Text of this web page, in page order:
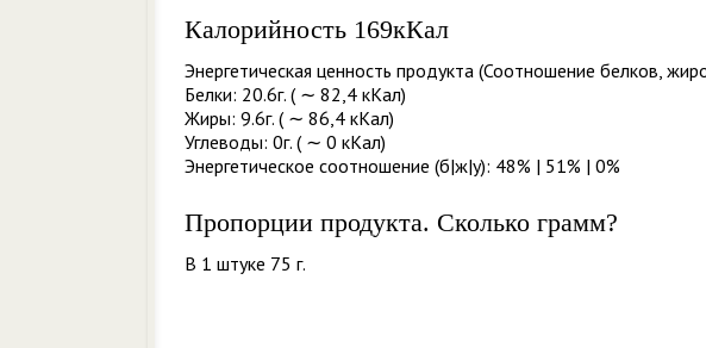
Калорийность 169кКал
Энергетическая ценность продукта (Соотношение белков,
Белки: 20.6г. ( ∼ 82,4 кКал)
Жиры: 9.6г. ( ∼ 86,4 кКал)
Углеводы: 0г. ( ∼ 0 кКал)
Энергетическое соотношение (б|ж|у): 48% | 51% | 0%
Пропорции продукта. Сколько грамм?
В 1 штуке 75 г.